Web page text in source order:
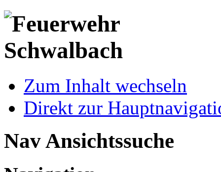
Zum Inhalt wechseln
Direkt zur
Nav Ansichtssuche